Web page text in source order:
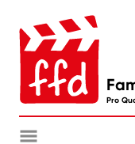
Inhalt
springen
Pro